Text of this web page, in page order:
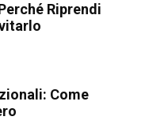
Riprendi
Come